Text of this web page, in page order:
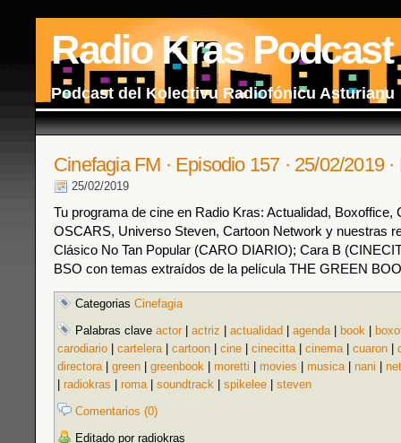
Radio Kras Podcast
Podcast del Kolectivu Radiofónicu Asturianu
Cinefagia FM · Episodio 157 · 25/02/2019
25/02/2019
Tu programa de cine en Radio Kras: Actualidad, Boxoffice,
OSCARS, Universo Steven, Cartoon Network y nuestras
Clásico No Tan Popular (CARO DIARIO); Cara B
BSO con temas extraídos de la película THE GREEN
Categorias Cinefagia
Palabras clave actor actriz actualidad agenda| book
carodiario
cartelera| cartoon cine cinecitta| cinema| cuaron
directora| green greenbook moretti movies musica| nani
radiokras roma| soundtrack spikelee
steven
Comentarios (0)
Editado por radiokras